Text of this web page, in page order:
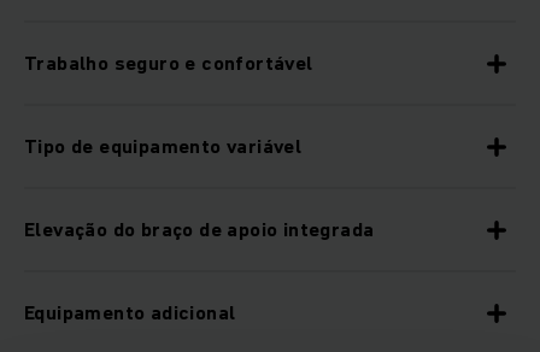
Trabalho seguro e confortável
Tipo de equipamento variável
Elevação do braço de apoio integrada
Equipamento adicional